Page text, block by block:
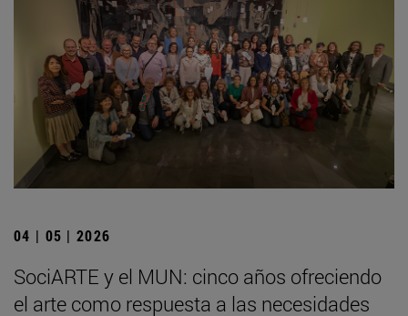
04 | 05 | 2026
SociARTE y el MUN: cinco años ofreciendo
el arte como respuesta a las necesidades